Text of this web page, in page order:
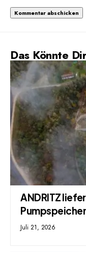
Das Könnte
ANDRITZ
Juli 21, 2026